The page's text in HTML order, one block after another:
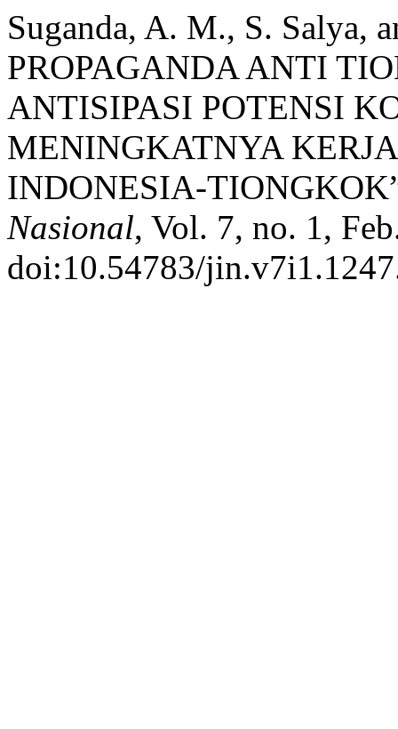
Suganda, A. M., S. Salya,
PROPAGANDA ANTI
ANTISIPASI POTENSI
MENINGKATNYA
INDONESIA-
Nasional, Vol. 7, no. 1,
doi:10.54783/